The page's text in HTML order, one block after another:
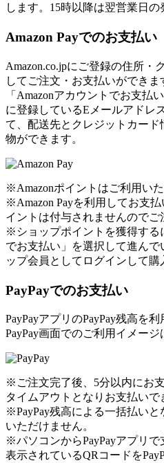
します。15時以降は翌営業日の
Amazon Payでのお支払い
Amazon.co.jpにご登録の住所・
してご注文・お支払いができま
「Amazonアカウントでお支払
に登録しているEメールアドレ
て、配送先とクレジットカー
物ができます。
※Amazonポイントはご利用いた
※Amazon Payを利用してお支
イントは付与されませんのでご
※ショップポイントを獲得する
でお支払い」を選択して進ん
ップ会員としてログインして購
PayPayでのお支払い
PayPayアプリのPayPay残高を
PayPay画面でのご利用イメージ
※ご注文完了後、5分以内にお
タイムアウトとなりお支払いで
※PayPay残高による一括払い
いただけません。
※パソコンからPayPayアプリ
表示されているQRコードを